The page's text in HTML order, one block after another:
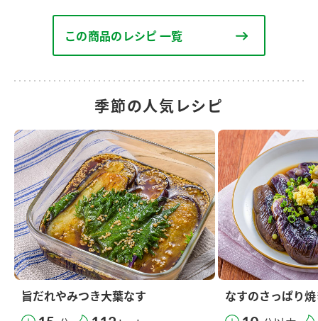
この商品のレシピ 一覧
季節の人気レシピ
旨だれやみつき大葉なす なすのさっぱり